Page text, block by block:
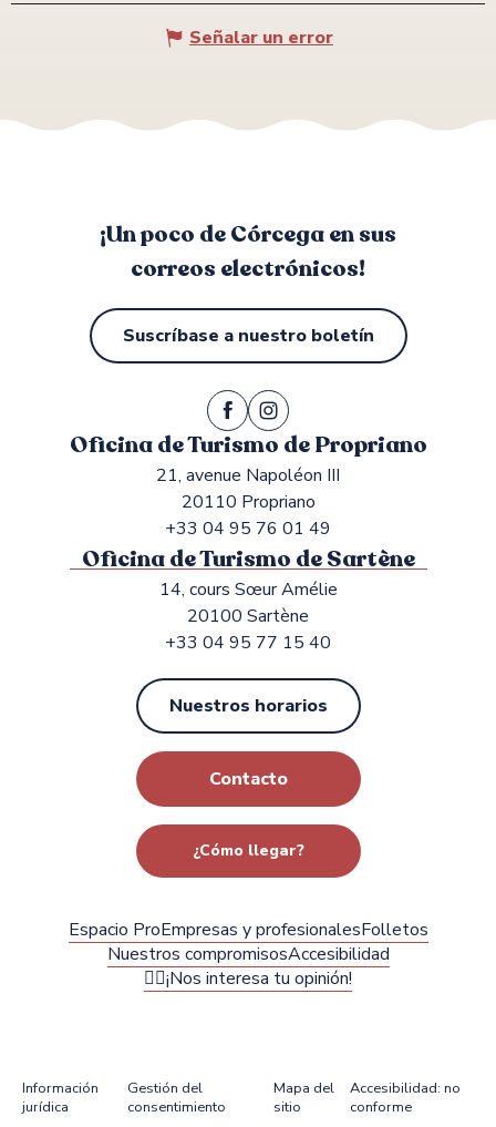
Señalar un error
¡Un poco de Córcega en sus
correos electrónicos!
Suscríbase a nuestro boletín
Oficina de Turismo de Propriano
21, avenue Napoléon III
20110 Propriano
+33 04 95 76 01 49
Oficina de Turismo de Sartène
14, cours Sœur Amélie
20100 Sartène
+33 04 95 77 15 40
Nuestros horarios
Contacto
¿Cómo llegar?
Espacio ProEmpresas y profesionalesFolletos
Nuestros compromisosAccesibilidad
✍🏻¡Nos interesa tu opinión!
Información
jurídica
Gestión del
consentimiento
Mapa del
sitio
Accesibilidad: no
conforme